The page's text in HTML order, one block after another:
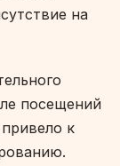
на
посещений
к